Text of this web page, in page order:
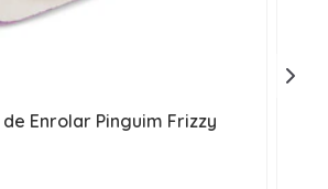
Enrolar Pinguim Frizzy